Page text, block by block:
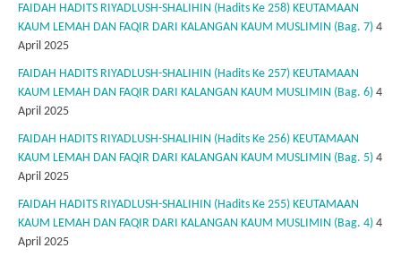
FAIDAH HADITS RIYADLUSH-SHALIHIN (Hadits Ke 258) KEUTAMAAN
KAUM LEMAH DAN FAQIR DARI KALANGAN KAUM MUSLIMIN (Bag. 7) 4
April 2025
FAIDAH HADITS RIYADLUSH-SHALIHIN (Hadits Ke 257) KEUTAMAAN
KAUM LEMAH DAN FAQIR DARI KALANGAN KAUM MUSLIMIN (Bag. 6) 4
April 2025
FAIDAH HADITS RIYADLUSH-SHALIHIN (Hadits Ke 256) KEUTAMAAN
KAUM LEMAH DAN FAQIR DARI KALANGAN KAUM MUSLIMIN (Bag. 5) 4
April 2025
FAIDAH HADITS RIYADLUSH-SHALIHIN (Hadits Ke 255) KEUTAMAAN
KAUM LEMAH DAN FAQIR DARI KALANGAN KAUM MUSLIMIN (Bag. 4) 4
April 2025